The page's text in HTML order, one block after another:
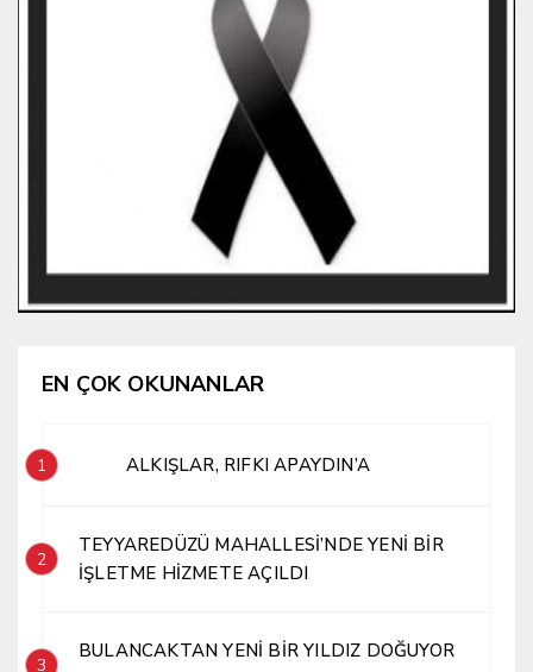
EN ÇOK OKUNANLAR
1 ALKIŞLAR, RIFKI APAYDIN’A
2
TEYYAREDÜZÜ MAHALLESİ’NDE YENİ BİR
İŞLETME HİZMETE AÇILDI
3
BULANCAKTAN YENİ BİR YILDIZ DOĞUYOR